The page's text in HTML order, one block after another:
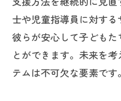
士や児童指導員に対する
彼らが安心して子ども
とができます。未来を
テムは不可欠な要素です。